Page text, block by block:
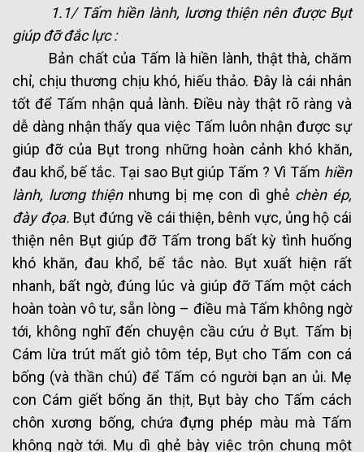
1.1/ Tấm hiền lành, lương thiện nên được Bụt
giúp đỡ đắc lực :
Bản chất của Tấm là hiền lành, thật thà, chăm
chỉ, chịu thương chịu khó, hiếu thảo. Đây là cái nhân
tốt để Tấm nhận quả lành. Điều này thật rõ ràng và
dễ dàng nhận thấy qua việc Tấm luôn nhận được sự
giúp đỡ của Bụt trong những hoàn cảnh khó khăn,
đau khổ, bế tắc. Tại sao Bụt giúp Tấm ? Vì Tấm hiền
lành, lương thiện nhưng bị mẹ con dì ghẻ chèn ép,
đày đọa. Bụt đứng về cái thiện, bênh vực, ủng hộ cái
thiện nên Bụt giúp đỡ Tấm trong bất kỳ tình huống
khó khăn, đau khổ, bế tắc nào. Bụt xuất hiện rất
nhanh, bất ngờ, đúng lúc và giúp đỡ Tấm một cách
hoàn toàn vô tư, sẵn lòng – điều mà Tấm không ngờ
tới, không nghĩ đến chuyện cầu cứu ở Bụt. Tấm bị
Cám lừa trút mất giỏ tôm tép, Bụt cho Tấm con cá
bống (và thần chú) để Tấm có người bạn an ủi. Mẹ
con Cám giết bống ăn thịt, Bụt bày cho Tấm cách
chôn xương bống, chứa đựng phép màu mà Tấm
không ngờ tới. Mụ dì ghẻ bày việc trộn chung một